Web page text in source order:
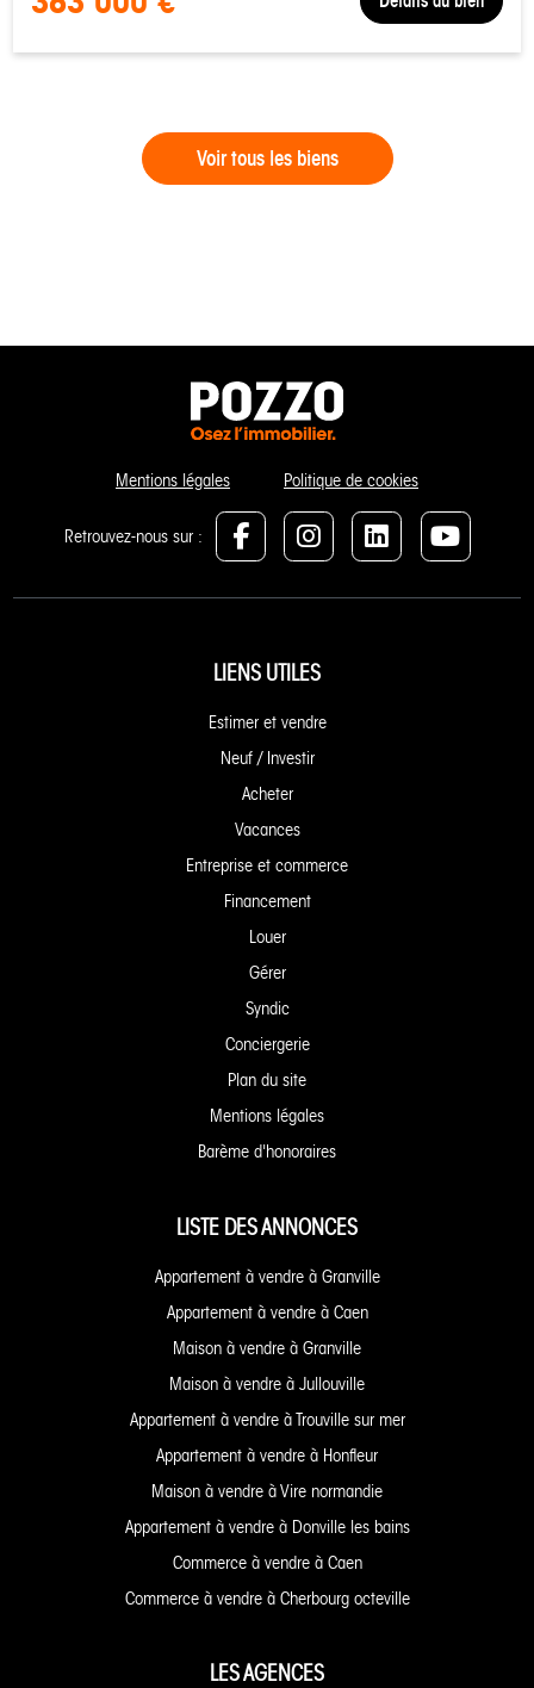
Voir tous les biens
Mentions légales Politique de cookies
Retrouvez-nous sur :
LIENS UTILES
Estimer et vendre
Neuf / Investir
Acheter
Vacances
Entreprise et commerce
Financement
Louer
Gérer
Syndic
Conciergerie
Plan du site
Mentions légales
Barème d'honoraires
LISTE DES ANNONCES
Appartement à vendre à Granville
Appartement à vendre à Caen
Maison à vendre à Granville
Maison à vendre à Jullouville
Appartement à vendre à Trouville sur mer
Appartement à vendre à Honfleur
Maison à vendre à Vire normandie
Appartement à vendre à Donville les bains
Commerce à vendre à Caen
Commerce à vendre à Cherbourg octeville
LES AGENCES